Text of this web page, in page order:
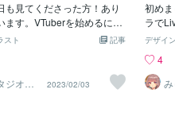
も見てくださった方！あり
ます。VTuberを始めるにあ
についてのお話です。自分
ごく悩みますよね！ここで
ポイントを何点かご紹介し
、キャラクターのイメージ
記事
スト
オ＠
キャラ
2023/02/03
初め
ラで
作を
いただ
制作
てい
デザイ
4
み
受